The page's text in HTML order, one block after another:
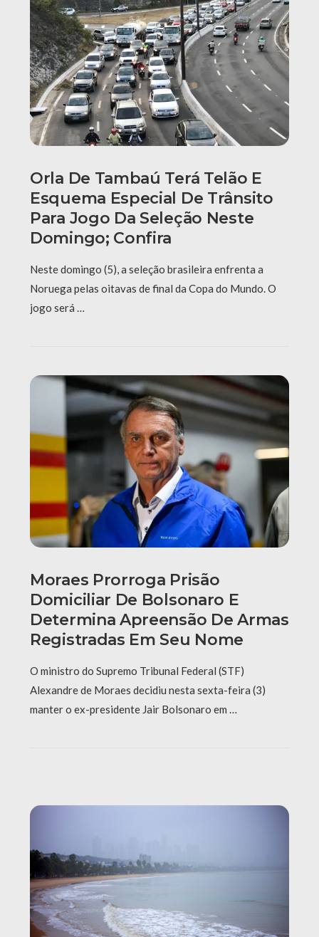
Orla De Tambaú Terá Telão E
Esquema Especial De Trânsito
Para Jogo Da Seleção Neste
Domingo; Confira
Neste domingo (5), a seleção brasileira enfrenta a
Noruega pelas oitavas de final da Copa do Mundo. O
jogo será …
Moraes Prorroga Prisão
Domiciliar De Bolsonaro E
Determina Apreensão De Armas
Registradas Em Seu Nome
O ministro do Supremo Tribunal Federal (STF)
Alexandre de Moraes decidiu nesta sexta-feira (3)
manter o ex-presidente Jair Bolsonaro em …